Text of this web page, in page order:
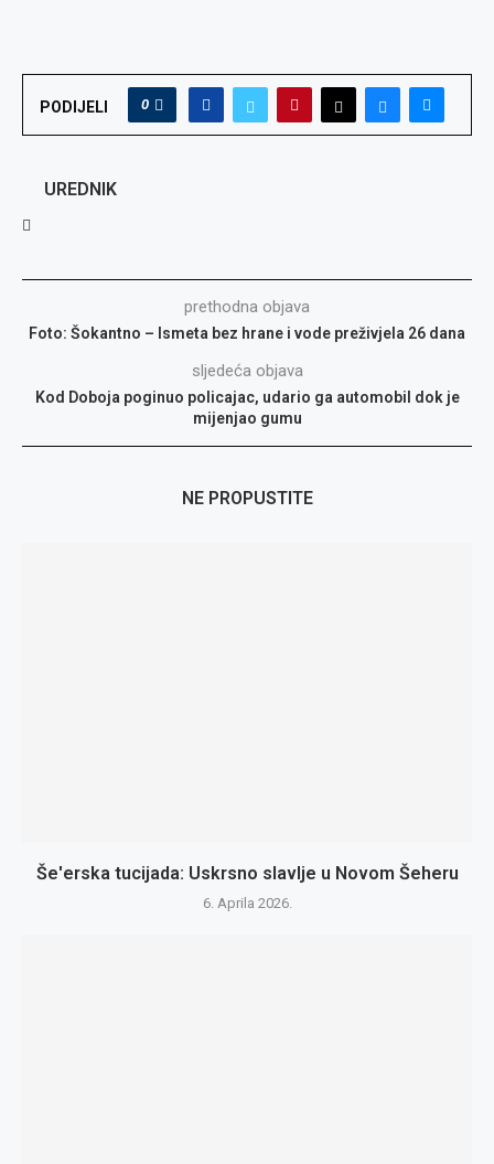
PODIJELI 0
UREDNIK
prethodna objava
Foto: Šokantno – Ismeta bez hrane i vode preživjela 26 dana
sljedeća objava
Kod Doboja poginuo policajac, udario ga automobil dok je
mijenjao gumu
NE PROPUSTITE
Še'erska tucijada: Uskrsno slavlje u Novom Šeheru
6. Aprila 2026.